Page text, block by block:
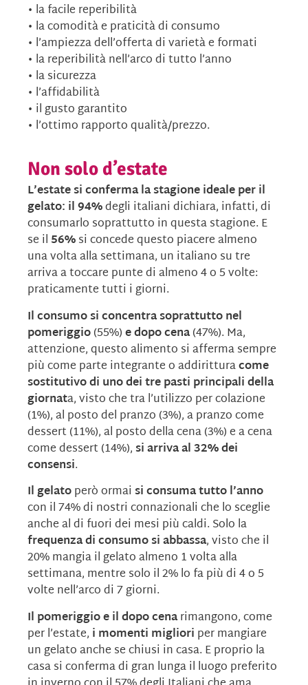
• la facile reperibilità
• la comodità e praticità di consumo
• l’ampiezza dell’offerta di varietà e formati
• la reperibilità nell’arco di tutto l’anno
• la sicurezza
• l’affidabilità
• il gusto garantito
• l’ottimo rapporto qualità/prezzo.
Non solo d’estate
L’estate si conferma la stagione ideale per il
gelato: il 94%degli italiani dichiara, infatti, di
consumarlo soprattutto in questa stagione. E
se il 56%si concede questo piacere almeno
una volta alla settimana, un italiano su tre
arriva a toccare punte di almeno 4 o 5 volte:
praticamente tutti i giorni.
Il consumo si concentra soprattutto nel
pomeriggio(55%)e dopo cena(47%). Ma,
attenzione, questo alimento si afferma sempre
più come parte integrante o addiritturacome
sostitutivo di uno dei tre pasti principali della
giornata, visto che tra l’utilizzo per colazione
(1%), al posto del pranzo (3%), a pranzo come
dessert (11%), al posto della cena (3%) e a cena
come dessert (14%), si arriva al 32% dei
consensi.
Il gelatoperò ormai si consuma tutto l’anno
con il 74% di nostri connazionali che lo sceglie
anche al di fuori dei mesi più caldi. Solo la
frequenza di consumo si abbassa, visto che il
20% mangia il gelato almeno 1 volta alla
settimana, mentre solo il 2% lo fa più di 4 o 5
volte nell’arco di 7 giorni.
Il pomeriggio e il dopo cenarimangono, come
per l’estate, i momenti migliori per mangiare
un gelato anche se chiusi in casa. E proprio la
casa si conferma di gran lunga il luogo preferito